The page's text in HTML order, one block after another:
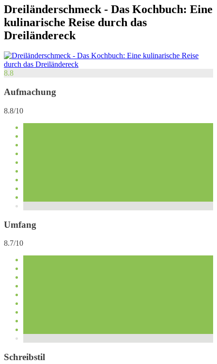
Dreiländerschmeck - Das Kochbuch: Eine
kulinarische Reise durch das
Dreiländereck
8.8
Aufmachung
8.8/10
Umfang
8.7/10
Schreibstil